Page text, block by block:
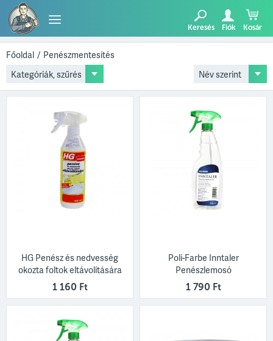
TERMÉKEK
Keresés Fiók Kosár
Főoldal / Penészmentesítés
Kategóriák, szűrés
HG Penész és nedvesség
okozta foltok eltávolítására
1 160 Ft
Poli-Farbe Inntaler
Penészlemosó
1 790 Ft